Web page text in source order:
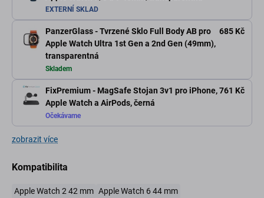
EXTERNÍ SKLAD
PanzerGlass - Tvrzené Sklo Full Body AB pro
Apple Watch Ultra 1st Gen a 2nd Gen (49mm),
transparentná
685 Kč
Skladem
FixPremium - MagSafe Stojan 3v1 pro iPhone,
Apple Watch a AirPods, černá
761 Kč
Očekávame
zobrazit více
Kompatibilita
Apple Watch 2 42 mm Apple Watch 6 44 mm